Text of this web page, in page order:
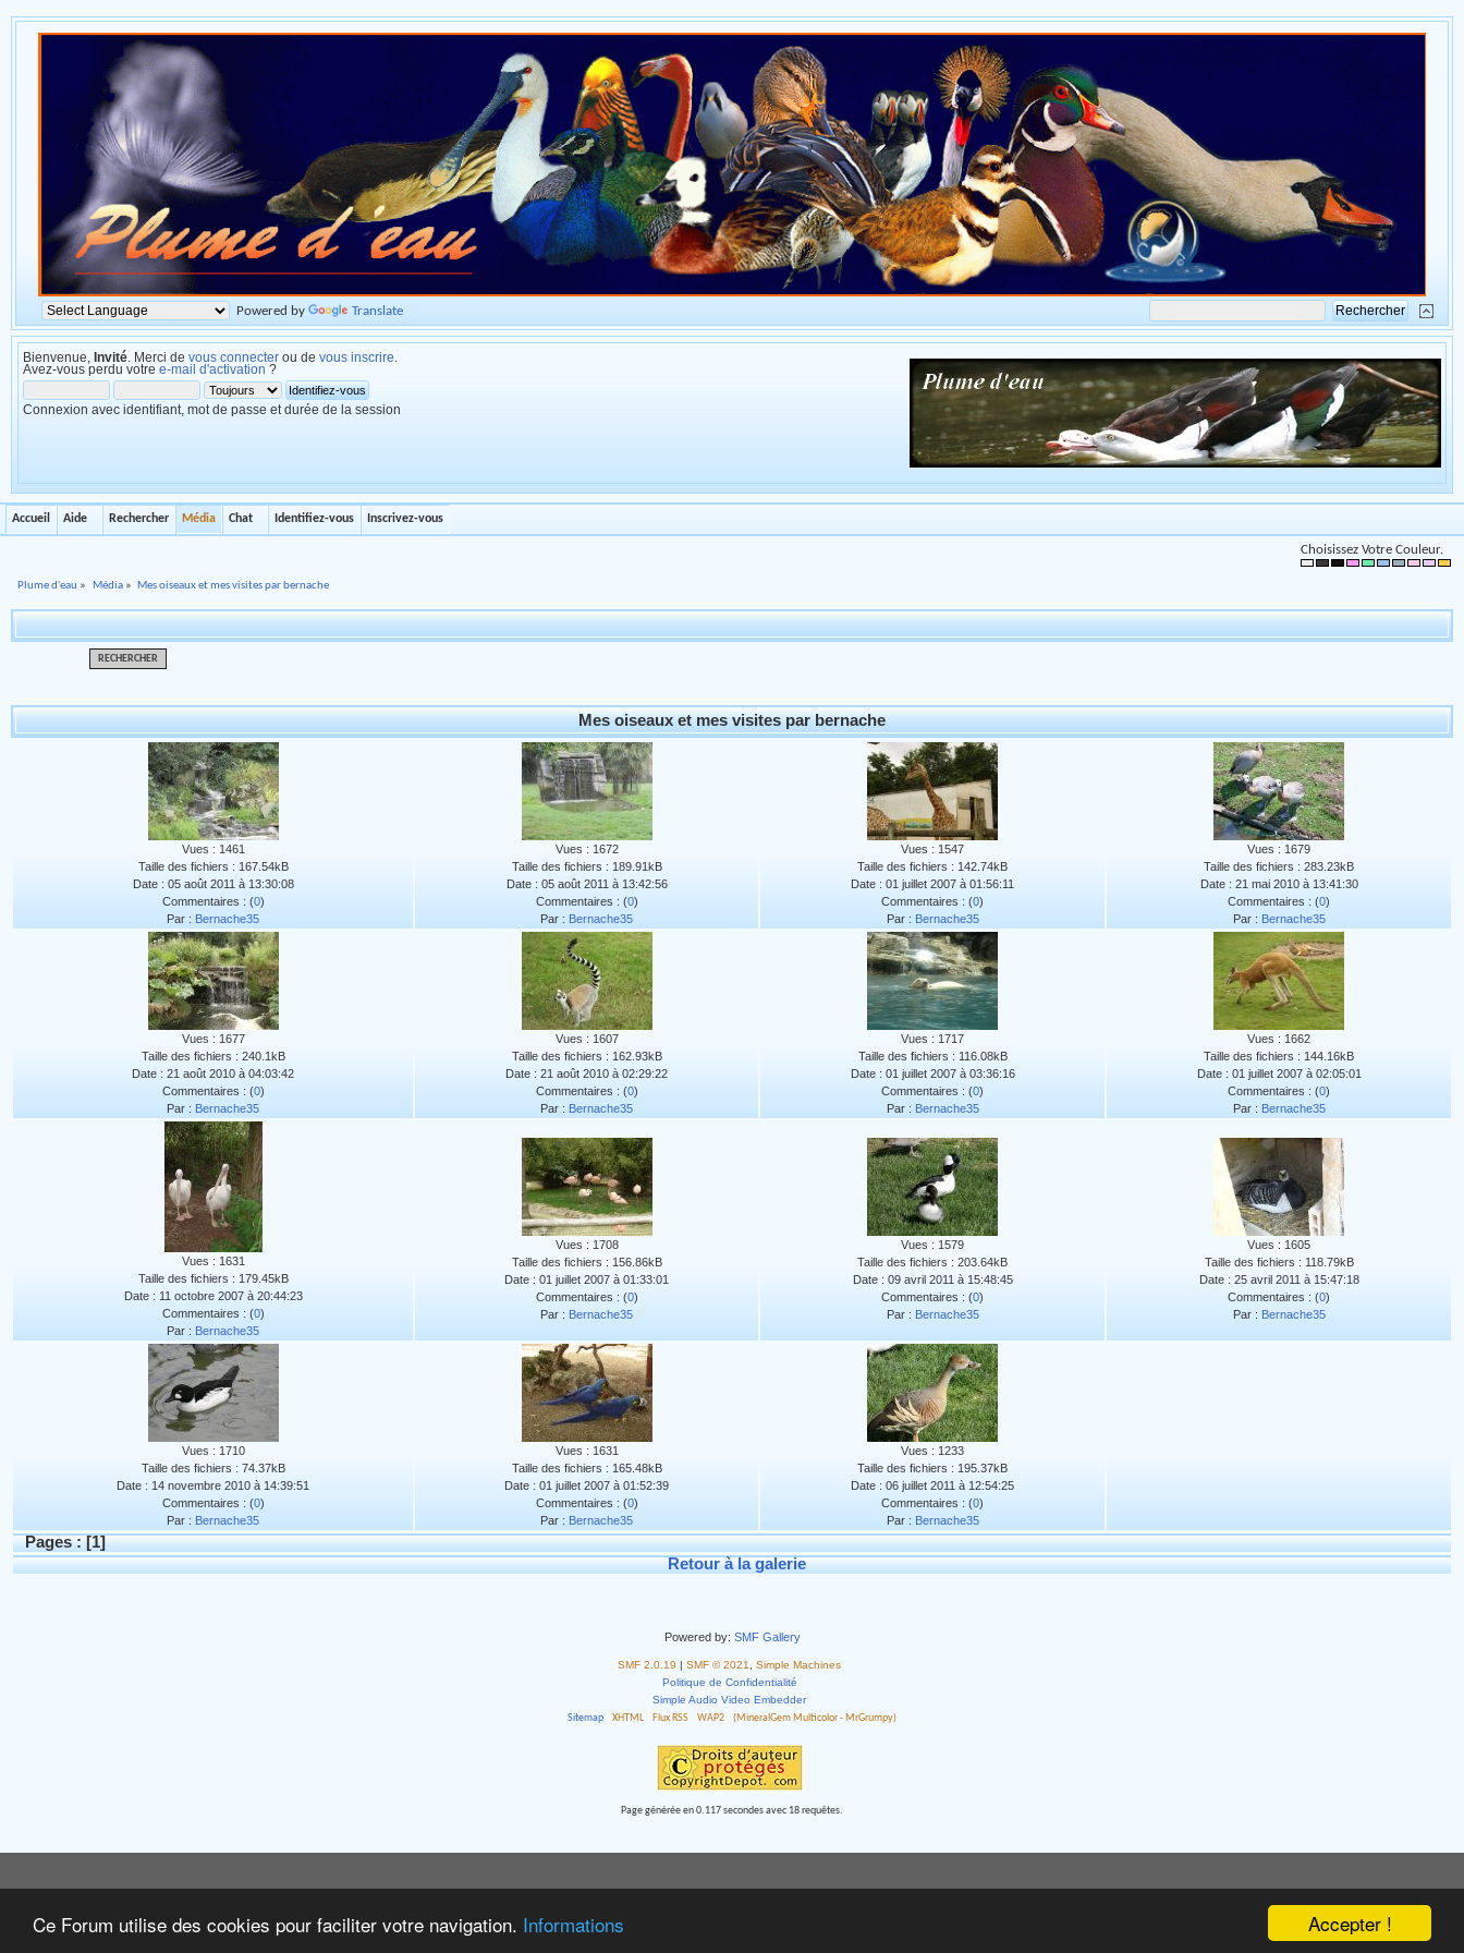
Accepter !
Ce Forum utilise des cookies pour faciliter votre navigation. Informations
Powered by Translate
Bienvenue, Invité . Merci de vous connecter ou de vous inscrire
Avez-vous perdu votre e-mail d'activation ?
Connexion avec identifiant, mot de passe et durée de la session
Accueil Aide Rechercher Média Chat Identifiez-vous Inscrivez-vous
Choisissez Votre Couleur.
Plume d'eau » Média» Mes oiseaux et mes visites par bernache
RECHERCHER
Mes oiseaux et mes visites par bernache
Vues : 1461
Taille des fichiers : 167.54kB
Date : 05 août 2011 à 13:30:08
Commentaires : (0)
Par : Bernache35
Vues : 1672
Taille des fichiers : 189.91kB
Date : 05 août 2011 à 13:42:56
Commentaires : (0)
Par : Bernache35
Vues : 1547
Taille des fichiers : 142.74kB
Date : 01 juillet 2007 à 01:56:11
Commentaires : (0)
Par : Bernache35
Vues : 1679
Taille des fichiers : 283.23kB
Date : 21 mai 2010 à 13:41:30
Commentaires : (0)
Par : Bernache35
Vues : 1677
Taille des fichiers : 240.1kB
Date : 21 août 2010 à 04:03:42
Commentaires : (0)
Par : Bernache35
Vues : 1607
Taille des fichiers : 162.93kB
Date : 21 août 2010 à 02:29:22
Commentaires : (0)
Par : Bernache35
Vues : 1717
Taille des fichiers : 116.08kB
Date : 01 juillet 2007 à 03:36:16
Commentaires : (0)
Par : Bernache35
Vues : 1662
Taille des fichiers : 144.16kB
Date : 01 juillet 2007 à 02:05:01
Commentaires : (0)
Par : Bernache35
Vues : 1631
Taille des fichiers : 179.45kB
Date : 11 octobre 2007 à 20:44:23
Commentaires : (0)
Par : Bernache35
Vues : 1708
Taille des fichiers : 156.86kB
Date : 01 juillet 2007 à 01:33:01
Commentaires : (0)
Par : Bernache35
Vues : 1579
Taille des fichiers : 203.64kB
Date : 09 avril 2011 à 15:48:45
Commentaires : (0)
Par : Bernache35
Vues : 1605
Taille des fichiers : 118.79kB
Date : 25 avril 2011 à 15:47:18
Commentaires : (0)
Par : Bernache35
Vues : 1710
Taille des fichiers : 74.37kB
Date : 14 novembre 2010 à 14:39:51
Commentaires : (0)
Par : Bernache35
Vues : 1631
Taille des fichiers : 165.48kB
Date : 01 juillet 2007 à 01:52:39
Commentaires : (0)
Par : Bernache35
Vues : 1233
Taille des fichiers : 195.37kB
Date : 06 juillet 2011 à 12:54:25
Commentaires : (0)
Par : Bernache35
Pages : [1]
Retour à la galerie
Powered by: SMF Gallery
SMF 2.0.19 SMF © 2021, Simple Machines
Politique de Confidentialité
Simple Audio Video Embedder
Sitemap
XHTML Flux RSS WAP2 (MineralGem Multicolor - MrGrumpy)
Page générée en 0.117 secondes avec 18 requêtes.